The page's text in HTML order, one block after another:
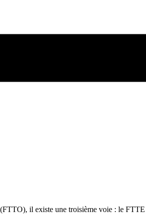
il existe une troisième voie : le